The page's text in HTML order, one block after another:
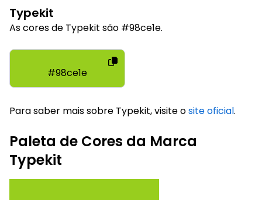
Typekit
As cores de Typekit são #98ce1e.
#98ce1e
Para saber mais sobre Typekit, visite osite oficial.
Paleta de Cores da Marca
Typekit